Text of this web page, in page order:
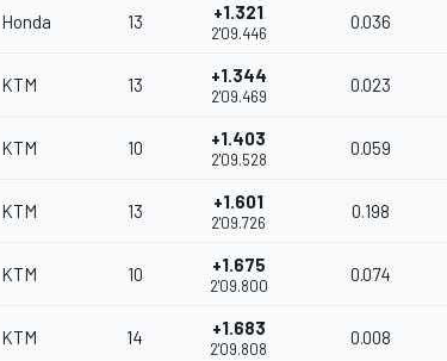
Honda 13 +1.321
2'09.446
0.036
KTM 13 +1.344
2'09.469
0.023
KTM 10 +1.403
2'09.528
0.059
KTM 13 +1.601
2'09.726
0.198
KTM 10 +1.675
2'09.800
0.074
KTM 14 +1.683
2'09.808
0.008